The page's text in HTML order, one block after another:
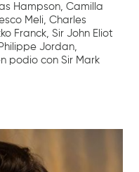
Hampson, Camilla
Meli, Charles
Franck, Sir John Eliot
Jordan,
podio con Sir Mark